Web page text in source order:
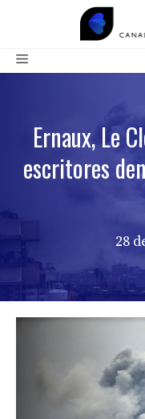
contenido
Menú
Ernaux, Le
escritores
28